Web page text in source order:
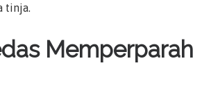
tinja.
Memperparah